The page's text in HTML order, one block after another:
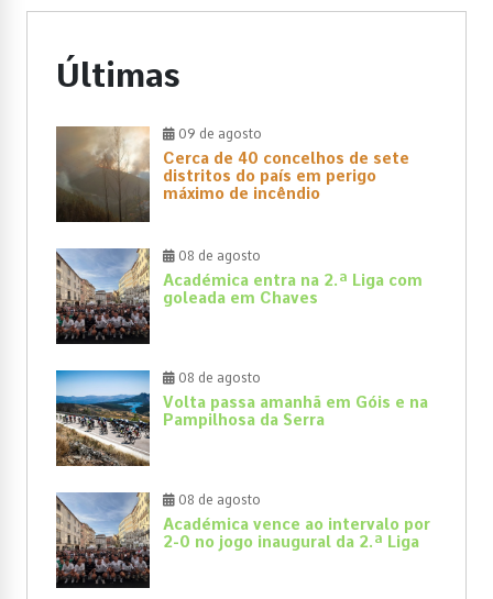
Últimas
09 de agosto
Cerca de 40 concelhos de sete
distritos do país em perigo
máximo de incêndio
08 de agosto
Académica entra na 2.ª Liga com
goleada em Chaves
08 de agosto
Volta passa amanhã em Góis e na
Pampilhosa da Serra
08 de agosto
Académica vence ao intervalo por
2-0 no jogo inaugural da 2.ª Liga